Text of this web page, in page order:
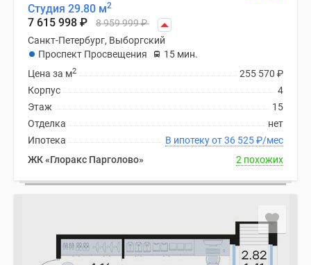
Студия 29.80 м2
7 615 998 ₽ 8 959 999₽
Санкт-Петербург, Выборгский
Проспект Просвещения
15 мин.
255 570 ₽
Цена за м2
4
Корпус
15
Этаж
нет
Отделка
В ипотеку от 36 525₽/мес
Ипотека
ЖК «Глоракс Парголово»
2 похожих